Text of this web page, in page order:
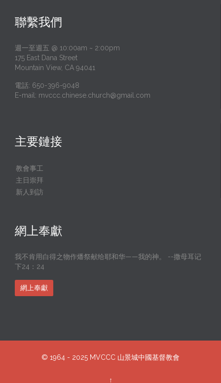
聯繫我們
週一至週五 @ 10:00am ~ 2:00pm
175 East Dana Street
Mountain View, CA 94041
電話: 650-396-9048
E-mail: mvccc.chinese.church@gmail.com
主要鏈接
教會事工
主日崇拜
新人到訪
網上奉獻
我不肯用白得之物作燔祭献给耶和华——我的神。 --撒母耳记
下24：24
網上奉獻
© 1964 - 2025 MVCCC 山景城中國基督教會
↑